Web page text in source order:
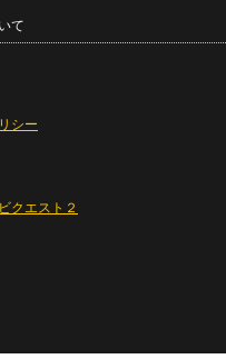
て
シー
クエスト２